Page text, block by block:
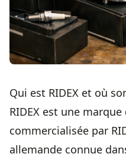
Qui est RIDEX et où
RIDEX est une
commercialisée par
allemande connue